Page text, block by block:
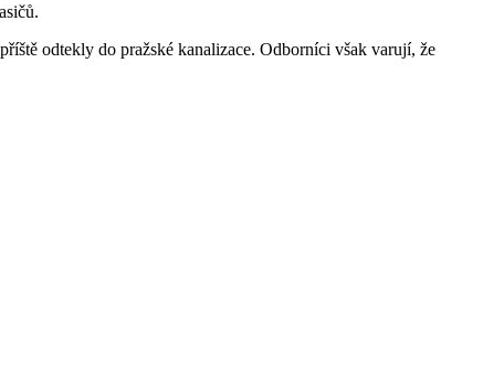
odtekly do pražské kanalizace. Odborníci však varují, že